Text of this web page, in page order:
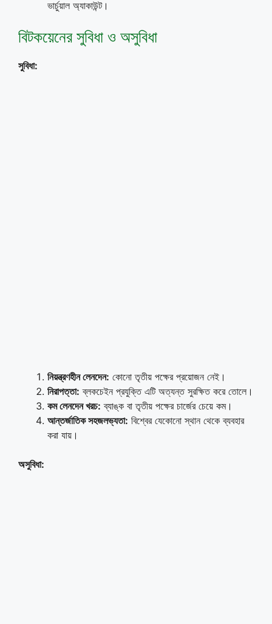
ভার্চুয়াল অ্যাকাউন্ট।
বিটকয়েনের সুবিধা ও অসুবিধা
সুবিধা:
নিয়ন্ত্রণহীন লেনদেন: কোনো তৃতীয় পক্ষের প্রয়োজন নেই।
নিরাপত্তা: ব্লকচেইন প্রযুক্তি এটি অত্যন্ত সুরক্ষিত করে তোলে।
কম লেনদেন খরচ: ব্যাঙ্ক বা তৃতীয় পক্ষের চার্জের চেয়ে কম।
আন্তর্জাতিক সহজলভ্যতা: বিশ্বের যেকোনো স্থান থেকে ব্যবহার
করা যায়।
অসুবিধা: